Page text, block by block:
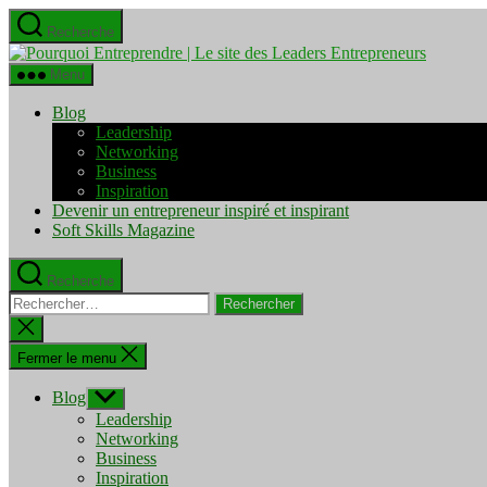
Aller
au
contenu
Recherche
Pourquoi
Menu
Blog
Leadership
Networking
Business
Inspiration
Devenir un entrepreneur inspiré et inspirant
Soft Skills Magazine
Recherche
Rechercher :
Fermer
la
recherche
Fermer le menu
Blog Afficher
le
sous-
menu
Leadership
Networking
Business
Inspiration